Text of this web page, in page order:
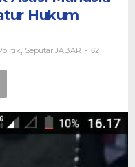
Hukum
Seputar JABAR - 62